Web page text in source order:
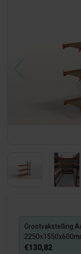
Grootvakstelling
€130,82